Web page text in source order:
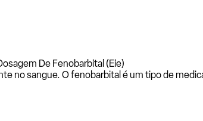
De Fenobarbital (Eie)
no sangue. O fenobarbital é um tipo de